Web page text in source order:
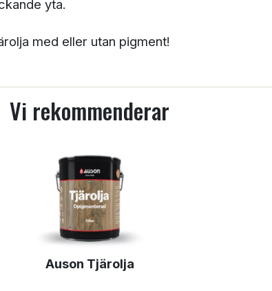
yta.
med eller utan pigment!
Vi rekommenderar
Auson Tjärolja